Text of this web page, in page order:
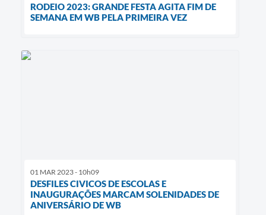
RODEIO 2023: GRANDE FESTA AGITA FIM DE
SEMANA EM WB PELA PRIMEIRA VEZ
01 MAR 2023 - 10h09
DESFILES CIVICOS DE ESCOLAS E
INAUGURAÇÕES MARCAM SOLENIDADES DE
ANIVERSÁRIO DE WB